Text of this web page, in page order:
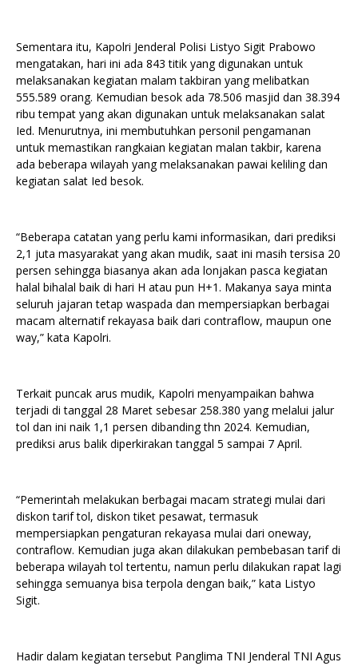
Sementara itu, Kapolri Jenderal Polisi Listyo Sigit Prabowo
mengatakan, hari ini ada 843 titik yang digunakan untuk
melaksanakan kegiatan malam takbiran yang melibatkan
555.589 orang. Kemudian besok ada 78.506 masjid dan 38.394
ribu tempat yang akan digunakan untuk melaksanakan salat
Ied. Menurutnya, ini membutuhkan personil pengamanan
untuk memastikan rangkaian kegiatan malan takbir, karena
ada beberapa wilayah yang melaksanakan pawai keliling dan
kegiatan salat Ied besok.
“Beberapa catatan yang perlu kami informasikan, dari prediksi
2,1 juta masyarakat yang akan mudik, saat ini masih tersisa 20
persen sehingga biasanya akan ada lonjakan pasca kegiatan
halal bihalal baik di hari H atau pun H+1. Makanya saya minta
seluruh jajaran tetap waspada dan mempersiapkan berbagai
macam alternatif rekayasa baik dari contraflow, maupun one
way,” kata Kapolri.
Terkait puncak arus mudik, Kapolri menyampaikan bahwa
terjadi di tanggal 28 Maret sebesar 258.380 yang melalui jalur
tol dan ini naik 1,1 persen dibanding thn 2024. Kemudian,
prediksi arus balik diperkirakan tanggal 5 sampai 7 April.
“Pemerintah melakukan berbagai macam strategi mulai dari
diskon tarif tol, diskon tiket pesawat, termasuk
mempersiapkan pengaturan rekayasa mulai dari oneway,
contraflow. Kemudian juga akan dilakukan pembebasan tarif di
beberapa wilayah tol tertentu, namun perlu dilakukan rapat lagi
sehingga semuanya bisa terpola dengan baik,” kata Listyo
Sigit.
Hadir dalam kegiatan tersebut Panglima TNI Jenderal TNI Agus